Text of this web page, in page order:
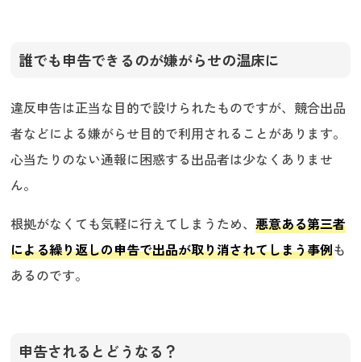
誰でも申告できるのが嫌がらせの温床に
違反申告は正当な目的で設けられたものですが、競合出品
者などによる嫌がらせ目的で利用されることがあります。
心当たりのない通報に困惑する出品者は少なくありませ
ん。
根拠がなくても気軽に行えてしまうため、悪意ある第三者
による繰り返しの申告で出品が取り消されてしまう事例も
あるのです。
申告されるとどうなる？